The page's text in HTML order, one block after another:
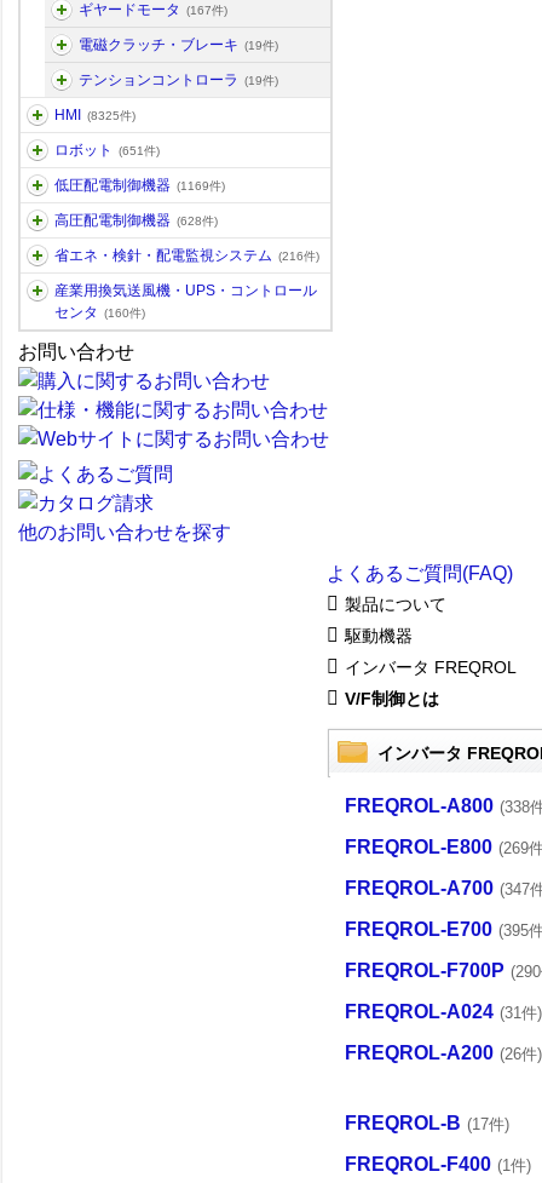
ギヤードモータ (167件)
電磁クラッチ・ブレーキ (19件)
テンションコントローラ (19件)
HMI (8325件)
ロボット (651件)
低圧配電制御機器 (1169件)
高圧配電制御機器 (628件)
省エネ・検針・配電監視システム (216件)
産業用換気送風機・UPS・コントロール
センタ
(160件)
お問い合わせ
他のお問い合わせを探す
よくあるご質問(FAQ)
製品について
駆動機器
インバータ FREQROL
V/F制御とは
インバータ
FREQROL-A800 (338
FREQROL-E800 (269
FREQROL-A700 (347
FREQROL-E700 (395
FREQROL-F700P
FREQROL-A024 (31件)
FREQROL-A200 (26件)
FREQROL-B (17件)
FREQROL-F400 (1件)